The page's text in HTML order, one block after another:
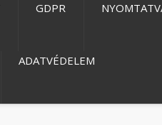
GDPR
ADATVÉDELEM